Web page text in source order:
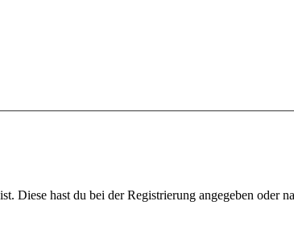
Diese hast du bei der Registrierung angegeben oder